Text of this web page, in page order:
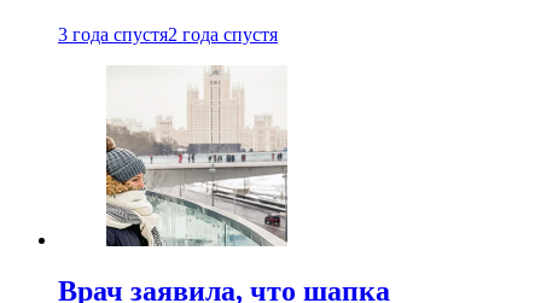
3 года спустя2 года спустя
Врач заявила, что шапка